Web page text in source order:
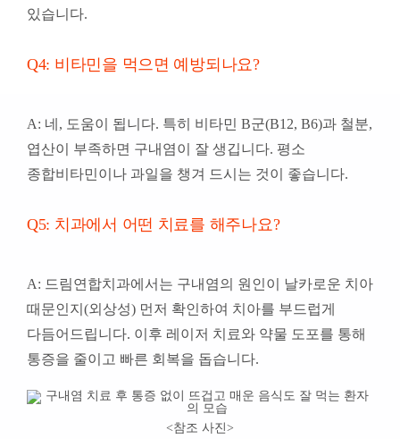
있습니다.
Q4: 비타민을 먹으면 예방되나요?
A: 네, 도움이 됩니다. 특히 비타민 B군(B12, B6)과 철분,
엽산이 부족하면 구내염이 잘 생깁니다. 평소
종합비타민이나 과일을 챙겨 드시는 것이 좋습니다.
Q5: 치과에서 어떤 치료를 해주나요?
A: 드림연합치과에서는 구내염의 원인이 날카로운 치아
때문인지(외상성) 먼저 확인하여 치아를 부드럽게
다듬어드립니다. 이후 레이저 치료와 약물 도포를 통해
통증을 줄이고 빠른 회복을 돕습니다.
<참조 사진>